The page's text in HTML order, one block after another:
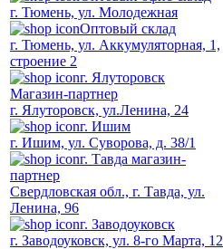
г. Тюмень, ул. Молодежная
Оптовый склад
г. Тюмень, ул. Аккумуляторная, 1,
строение 2
г. Ялуторовск
Магазин-партнер
г. Ялуторовск, ул.Ленина, 24
г. Ишим
г. Ишим, ул. Суворова, д. 38/1
г. Тавда магазин-
партнер
Свердловская обл., г. Тавда, ул.
Ленина, 96
г. Заводоуковск
г. Заводоуковск, ул. 8-го Марта, 12